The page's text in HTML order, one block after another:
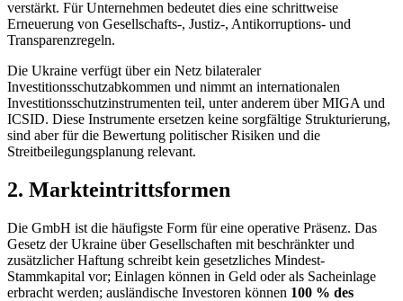
verstärkt. Für Unternehmen bedeutet dies eine schrittweise
Erneuerung von Gesellschafts-, Justiz-, Antikorruptions- und
Transparenzregeln.
Die Ukraine verfügt über ein Netz bilateraler
Investitionsschutzabkommen und nimmt an internationalen
Investitionsschutzinstrumenten teil, unter anderem über MIGA und
ICSID. Diese Instrumente ersetzen keine sorgfältige Strukturierung,
sind aber für die Bewertung politischer Risiken und die
Streitbeilegungsplanung relevant.
2. Markteintrittsformen
Die GmbH ist die häufigste Form für eine operative Präsenz. Das
Gesetz der Ukraine über Gesellschaften mit beschränkter und
zusätzlicher Haftung schreibt kein gesetzliches Mindest-
Stammkapital vor; Einlagen können in Geld oder als Sacheinlage
erbracht werden; ausländische Investoren können 100 % des